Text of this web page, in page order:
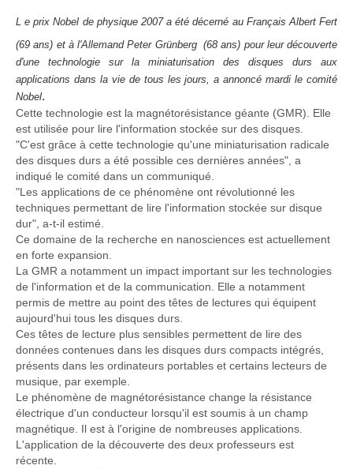
L e prix Nobel de physique 2007 a été décerné au Français Albert Fert
(69 ans) et à l'Allemand Peter Grünberg (68 ans) pour leur découverte
d'une technologie sur la miniaturisation des disques durs aux
applications dans la vie de tous les jours, a annoncé mardi le comité
Nobel.
Cette technologie est la magnétorésistance géante (GMR). Elle
est utilisée pour lire l'information stockée sur des disques.
"C'est grâce à cette technologie qu'une miniaturisation radicale
des disques durs a été possible ces dernières années", a
indiqué le comité dans un communiqué.
"Les applications de ce phénomène ont révolutionné les
techniques permettant de lire l'information stockée sur disque
dur", a-t-il estimé.
Ce domaine de la recherche en nanosciences est actuellement
en forte expansion.
La GMR a notamment un impact important sur les technologies
de l'information et de la communication. Elle a notamment
permis de mettre au point des têtes de lectures qui équipent
aujourd'hui tous les disques durs.
Ces têtes de lecture plus sensibles permettent de lire des
données contenues dans les disques durs compacts intégrés,
présents dans les ordinateurs portables et certains lecteurs de
musique, par exemple.
Le phénomène de magnétorésistance change la résistance
électrique d'un conducteur lorsqu'il est soumis à un champ
magnétique. Il est à l'origine de nombreuses applications.
L'application de la découverte des deux professeurs est
récente.